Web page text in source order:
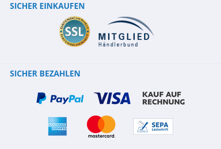
SICHER EINKAUFEN
SICHER BEZAHLEN